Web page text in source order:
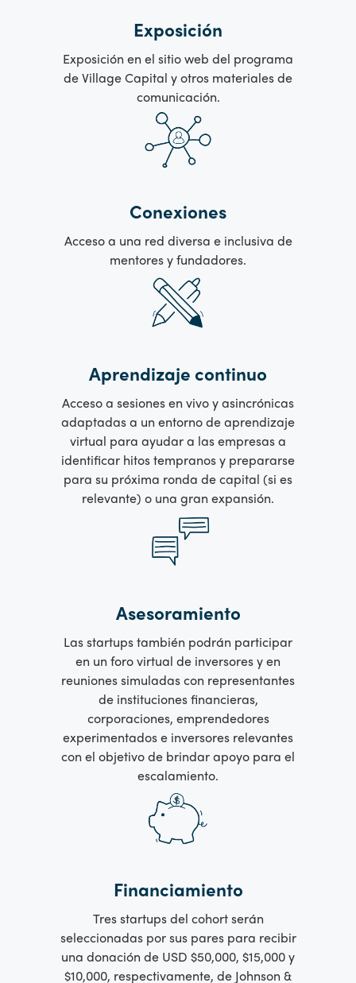
Exposición
Exposición en el sitio web del programa
de Village Capital y otros materiales de
comunicación.
Conexiones
Acceso a una red diversa e inclusiva de
mentores y fundadores.
Aprendizaje continuo
Acceso a sesiones en vivo y asincrónicas
adaptadas a un entorno de aprendizaje
virtual para ayudar a las empresas a
identificar hitos tempranos y prepararse
para su próxima ronda de capital (si es
relevante) o una gran expansión.
Asesoramiento
Las startups también podrán participar
en un foro virtual de inversores y en
reuniones simuladas con representantes
de instituciones financieras,
corporaciones, emprendedores
experimentados e inversores relevantes
con el objetivo de brindar apoyo para el
escalamiento.
Financiamiento
Tres startups del cohort serán
seleccionadas por sus pares para recibir
una donación de USD $50,000, $15,000 y
$10,000, respectivamente, de Johnson &